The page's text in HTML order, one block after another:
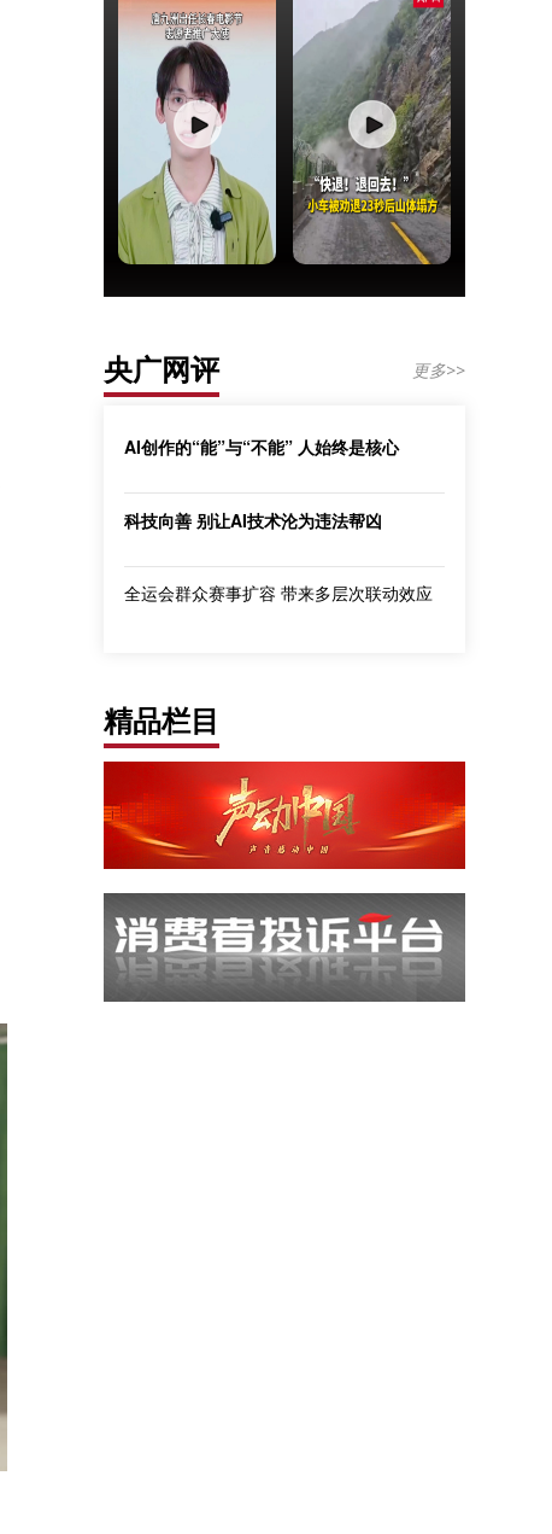
央广网评 更多>>
AI创作的“能”与“不能” 人始终是核心
科技向善 别让AI技术沦为违法帮凶
全运会群众赛事扩容 带来多层次联动效应
精品栏目